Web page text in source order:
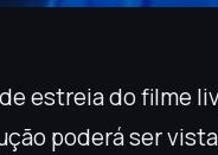
estreia do filme
poderá ser